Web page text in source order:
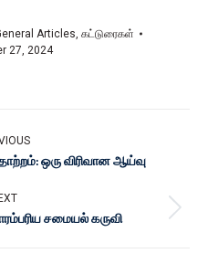
Articles, கட்டுரைகள்
27, 2024
ஒரு விரிவான ஆய்வு
சமையல் கருவி